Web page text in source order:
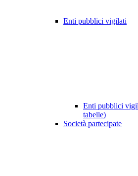
Enti pubblici vigilati
Enti pubblici
tabelle)
Società partecipate